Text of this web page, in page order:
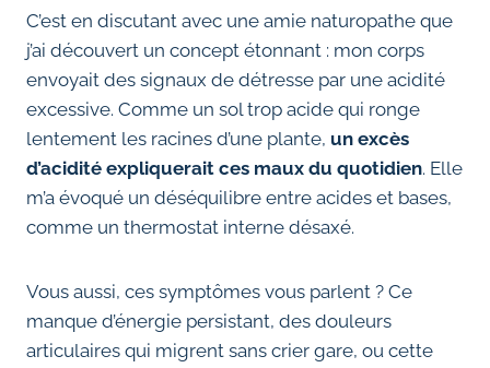
C’est en discutant avec une amie naturopathe que
j’ai découvert un concept étonnant : mon corps
envoyait des signaux de détresse par une acidité
excessive. Comme un sol trop acide qui ronge
lentement les racines d’une plante, un excès
d’acidité expliquerait ces maux du quotidien. Elle
m’a évoqué un déséquilibre entre acides et bases,
comme un thermostat interne désaxé.
Vous aussi, ces symptômes vous parlent ? Ce
manque d’énergie persistant, des douleurs
articulaires qui migrent sans crier gare, ou cette